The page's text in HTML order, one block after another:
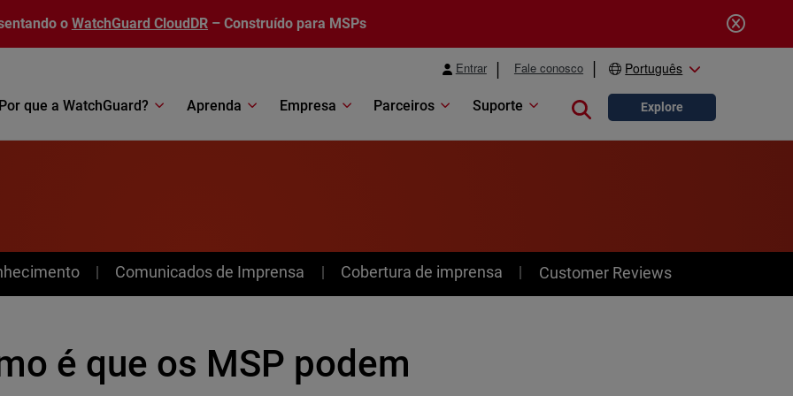
o WatchGuard CloudDR – Construído para MSPs
Entrar Fale conosco Português
Por que a WatchGuard? Aprenda Empresa Parceiros Suporte Close search
Explore
Comunicados de Imprensa Cobertura de imprensa Customer Reviews
é que os MSP podem